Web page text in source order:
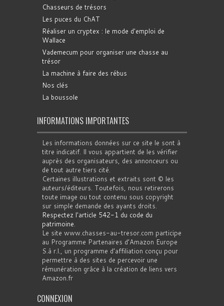
Chasseurs de trésors
Les puces du ChAT
Réaliser un cryptex : le mode d'emploi de
Wallace
Vademecum pour organiser une chasse au
trésor
La machine à faire des rébus
Nos clés
La boussole
INFORMATIONS IMPORTANTES
Les informations données sur ce site le sont à
titre indicatif. Il vous appartient de les vérifier
auprès des organisateurs, des annonceurs ou
de tout autre tiers cité.
Certaines illustrations et extraits sont © les
auteurs/éditeurs. Toutefois, nous retirerons
toute image ou tout contenu sous copyright
sur simple demande des ayants droits.
Respectez l'article 542-1 du code du
patrimoine.
Le site www.chasses-au-tresor.com participe
au Programme Partenaires d’Amazon Europe
S.à r.l., un programme d’affiliation conçu pour
permettre à des sites de percevoir une
rémunération grâce à la création de liens vers
Amazon.fr
CONNEXION